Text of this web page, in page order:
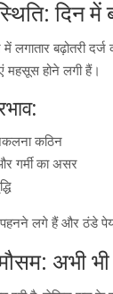
दिन में
लगातार बढ़ोतरी
महसूस होने लगी हैं।
कठिन
गर्मी का असर
लगे हैं और ठंडे पेय
अभी भी